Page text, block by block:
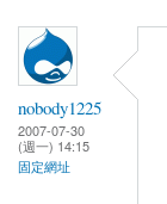
nobody1225
2007-07-30
(週一) 14:15
固定網址